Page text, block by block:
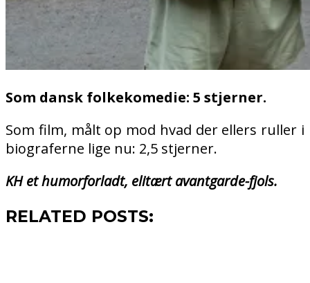
Som dansk folkekomedie: 5 stjerner.
Som film, målt op mod hvad der ellers ruller i
biograferne lige nu: 2,5 stjerner.
KH et humorforladt, elitært avantgarde-fjols.
RELATED POSTS: